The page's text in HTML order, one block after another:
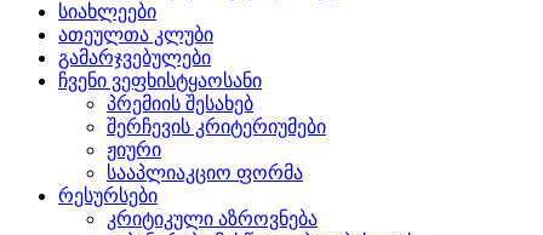
სიახლეები
ათეულთა კლუბი
გამარჯვებულები
ჩვენი ვეფხისტყაოსანი
პრემიის შესახებ
შერჩევის კრიტერიუმები
ჟიური
სააპლიაკციო ფორმა
რესურსები
კრიტიკული აზროვნება